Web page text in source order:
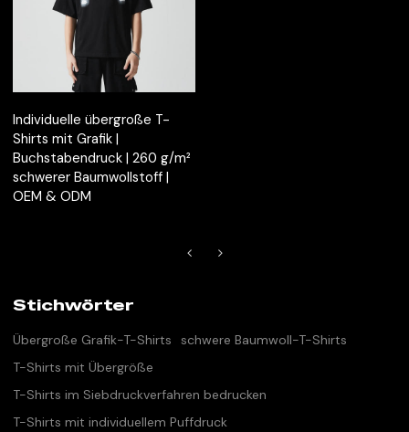
Individuelle übergroße T-
Shirts mit Grafik |
Buchstabendruck | 260 g/m²
schwerer Baumwollstoff |
OEM & ODM
Stichwörter
Übergroße Grafik-T-Shirts
schwere Baumwoll-T-Shirts
T-Shirts mit Übergröße
T-Shirts im Siebdruckverfahren bedrucken
T-Shirts mit individuellem Puffdruck